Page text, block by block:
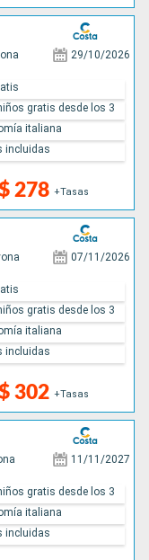
29/10/2026
278 +Tasas
gratis desde los 3
italiana
incluidas
07/11/2026
302 +Tasas
gratis desde los 3
italiana
incluidas
11/11/2027
gratis desde los 3
italiana
incluidas